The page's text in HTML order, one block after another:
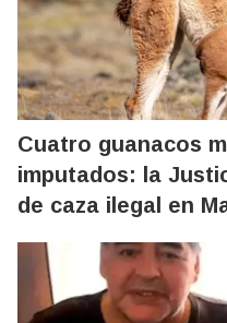
Cuatro guanacos
imputados: la
de caza ilegal en